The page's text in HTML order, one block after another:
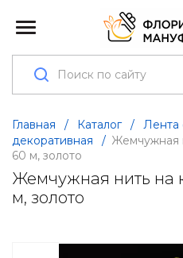
Главная / Каталог / Лента
декоративная
/ Жемчужная
60 м, золото
Жемчужная нить на
м, золото